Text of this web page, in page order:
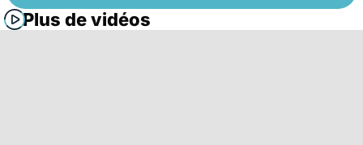
Plus de vidéos